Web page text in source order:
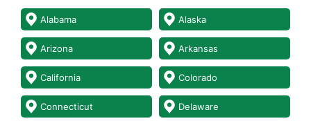
Alabama Alaska
Arizona Arkansas
California Colorado
Connecticut Delaware